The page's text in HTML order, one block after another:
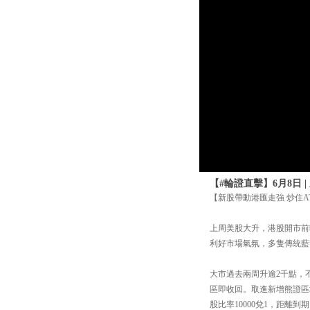
【#輪證直擊】6月8
【新股帶動港匯走強 炒住
上周美股大升，港股開市
利好市場氣氛，多隻傳統
大市過去兩周升逾2千點，
區即收回。取進新增熊證
股比率10000兌1，距離到